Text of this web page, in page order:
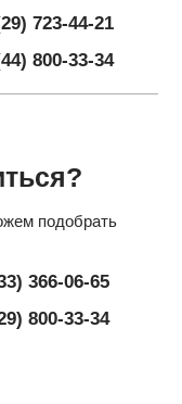
723-44-21
800-33-34
подобрать
366-06-65
800-33-34